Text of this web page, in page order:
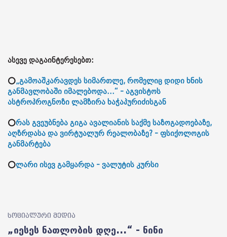
ასევე დაგაინტერესებთ:
⭕„გამოაშკარავდეს სიმართლე, რომელიც დიდი ხნის
განმავლობაში იმალებოდა...“ - აგვისტოს
ასტროპროგნოზი ლამზირა ხაჭაპურიძისგან
⭕რას გვეუბნება გიგა ავალიანის საქმე საზოგადოებაზე,
აღზრდასა და ვირტუალურ რეალობაზე? - ფსიქოლოგის
განმარტება
⭕ლარი ისევ გამყარდა - ვალუტის კურსი
სოციალური მედია
„იესეს ნათლობის დღე...“ - ნინი